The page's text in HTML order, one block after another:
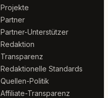
Projekte
Partner
Partner-Unterstützer
Redaktion
Transparenz
Redaktionelle Standards
Quellen-Politik
Affiliate-Transparenz